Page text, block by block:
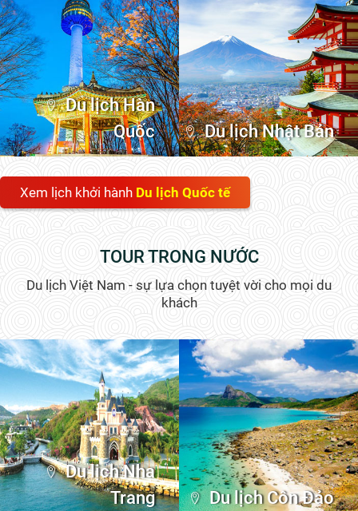
Du lịch Hàn
Quốc
Du lịch Nhật Bản
Xem lịch khởi hành Du lịch Quốc tế
TOUR TRONG NƯỚC
Du lịch Việt Nam - sự lựa chọn tuyệt vời cho mọi du
khách
Du lịch Nha
Trang
Du lịch Côn Đảo